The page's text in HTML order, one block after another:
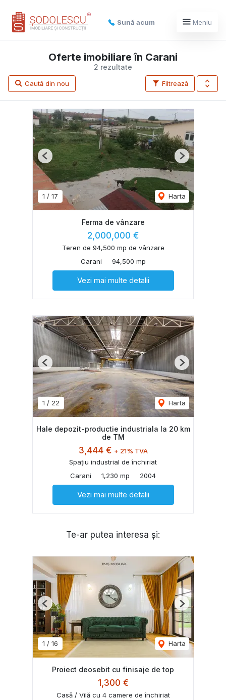
Sună acum Meniu
2 rezultate
Oferte imobiliare în Carani
Filtrează
Caută din nou
1 / 17 Harta
Previous Next
Ferma de vânzare
2,000,000 €
Teren de 94,500 mp de vânzare
Carani
94,500 mp
Vezi mai multe detalii
1 / 22 Harta
Previous Next
Hale depozit-productie industriala la 20 km
de TM
3,444 € + 21% TVA
Spațiu industrial de închiriat
Carani
1,230 mp 2004
Vezi mai multe detalii
Te-ar putea interesa și:
1 / 16 Harta
Previous Next
Proiect deosebit cu finisaje de top
1,300 €
Casă / Vilă cu 4 camere de închiriat